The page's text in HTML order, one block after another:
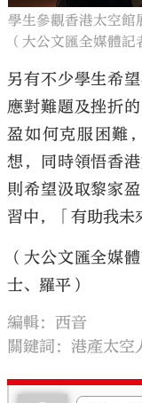
學生參觀香港太空館
（大公文匯全媒體記
另有不少學生希
應對難題及挫折
盈如何克服困難
想，同時領悟香
則希望汲取黎家
習中，「有助我未
（大公文匯全媒
士、羅平）
編輯：西音
關鍵詞：港產太空